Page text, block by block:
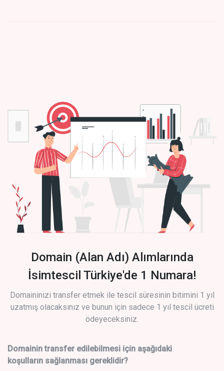
Domain (Alan Adı) Alımlarında
İsimtescil Türkiye'de 1 Numara!
Domaininizi transfer etmek ile tescil süresinin bitimini 1 yıl
uzatmış olacaksınız ve bunun için sadece 1 yıl tescil ücreti
ödeyeceksiniz.
Domainin transfer edilebilmesi için aşağıdaki
koşulların sağlanması gereklidir?